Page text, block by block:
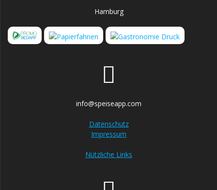
Hamburg
info@speiseapp.com
Datenschutz
Impressum
Nützliche Links